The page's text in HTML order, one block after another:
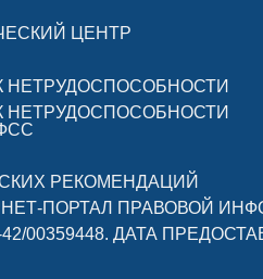
ЦЕНТР
НЕТРУДОСПОСОБНОСТИ
НЕТРУДОСПОСОБНОСТИ
РЕКОМЕНДАЦИЙ
ПОРТАЛ ПРАВОВОЙ
00359448. ДАТА